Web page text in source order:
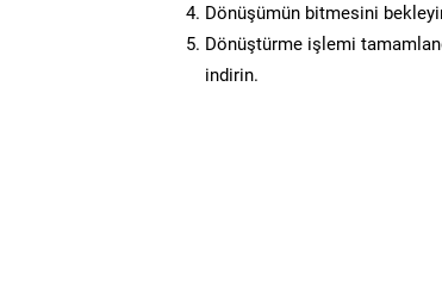
Dönüşümün bitmesini
Dönüştürme işlemi
indirin.